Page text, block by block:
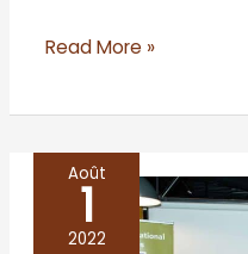
Read More »
Août
1
2022
Vernissage
de